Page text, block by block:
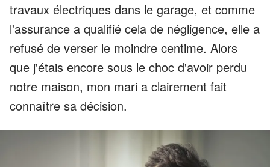
travaux électriques dans le garage, et comme
l'assurance a qualifié cela de négligence, elle a
refusé de verser le moindre centime. Alors
que j'étais encore sous le choc d'avoir perdu
notre maison, mon mari a clairement fait
connaître sa décision.